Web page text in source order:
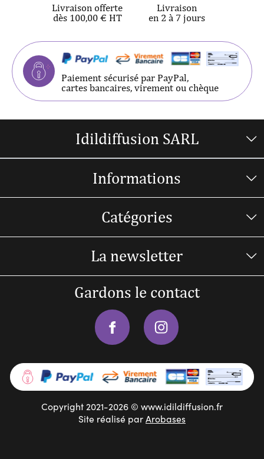
Livraison offerte
dès 100,00 € HT
Livraison
en 2 à 7 jours
Paiement sécurisé par PayPal,
cartes bancaires, virement ou chèque
Idildiffusion SARL
Informations
Catégories
La newsletter
Gardons le contact
Copyright 2021-2026 © www.idildiffusion.fr
Site réalisé parArobases